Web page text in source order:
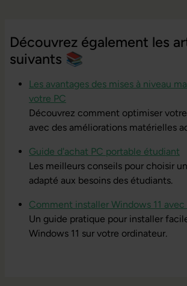
Découvrez également les
suivants 📚
Les avantages des mises à niveau
votre PC
Découvrez comment optimiser
avec des améliorations matérielles
Guide d'achat PC portable étudiant
Les meilleurs conseils pour choisir
adapté aux besoins des étudiants.
Comment installer Windows 11 avec
Un guide pratique pour installer
Windows 11 sur votre ordinateur.